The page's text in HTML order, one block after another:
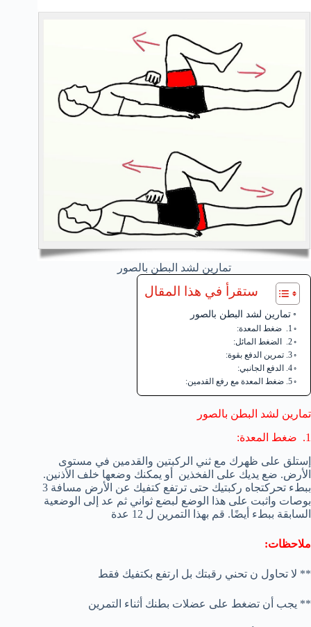
تمارين لشد البطن بالصور
ستقرأ في هذا المقال
تمارين لشد البطن بالصور
1. ضغط المعدة:
2. الضغط المائل:
3. تمرين الدفع بقوة:
4. الدفع الجانبي:
5. ضغط المعدة مع رفع القدمين:
تمارين لشد البطن بالصور
1. ضغط المعدة:
إستلق على ظهرك مع ثني الركبتين والقدمين في مستوى
الأرض. ضع يديك على الفخذين أو يمكنك وضعها خلف الأذنين.
ببطء تحركتجاه ركبتيك حتى ترتفع كتفيك عن الأرض مسافة 3
بوصات واثبت على هذا الوضع لبضع ثواني ثم عد إلى الوضعية
السابقة ببطء أيضًا. قم بهذا التمرين ل 12 عدة
ملاحظات:
** لا تحاول ن تحني رقبتك بل ارتفع بكتفيك فقط
** يجب أن تضغط على عضلات بطنك أثناء التمرين